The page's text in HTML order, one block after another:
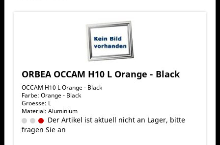
ORBEA OCCAM H10 L Orange - Black
OCCAM H10 L Orange - Black
Farbe: Orange - Black
Groesse: L
Material: Aluminium
Der Artikel ist aktuell nicht an Lager, bitte
fragen Sie an